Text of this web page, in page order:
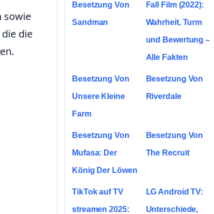
sowie
die
Besetzung Von
Sandman
Fall Film (2022):
Wahrheit, Turm
und Bewertung –
Alle Fakten
Besetzung Von
Unsere Kleine
Farm
Besetzung Von
Riverdale
Besetzung Von
Mufasa: Der
König Der Löwen
Besetzung Von
The Recruit
TikTok auf TV
streamen 2025:
LG Android TV:
Unterschiede,